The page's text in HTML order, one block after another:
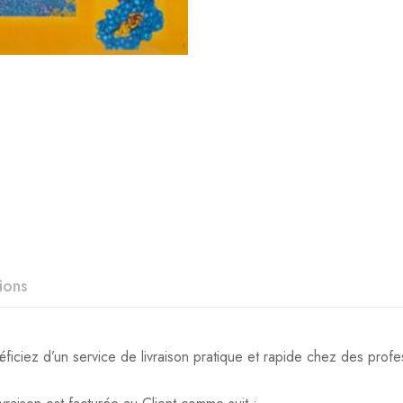
d’un service de livraison pratique et rapide chez des